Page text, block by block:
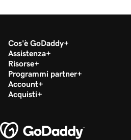
Cos'è GoDaddy
Assistenza
Risorse
Programmi partner
Account
Acquisti